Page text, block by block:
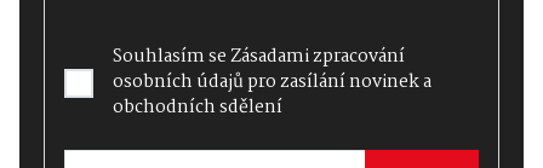
Souhlasím seZásadami zpracování
osobních údajůpro zasílání novinek a
obchodních sdělení